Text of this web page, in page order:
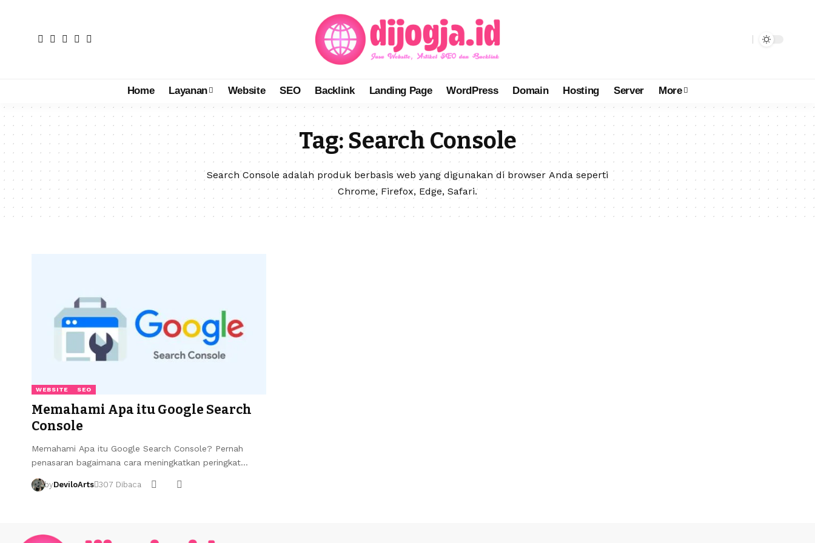
Home Layanan Website SEO Backlink Landing Page WordPress Domain Hosting Server More
Tag: Search Console
Search Console adalah produk berbasis web yang digunakan di browser Anda seperti
Chrome, Firefox, Edge, Safari.
WEBSITE SEO
Memahami Apa itu Google Search
Console
Memahami Apa itu Google Search Console? Pernah
penasaran bagaimana cara meningkatkan peringkat…
byDeviloArts 307 Dibaca